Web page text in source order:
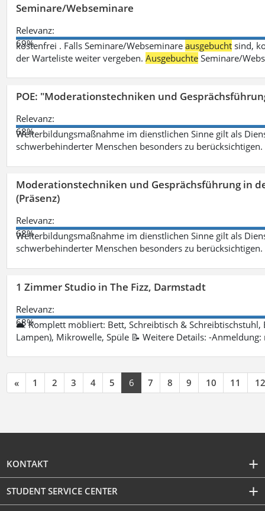
Seminare/Webseminare
Relevanz:
69%
kostenfrei . Falls Seminare/Webseminareausgebucht sind,
der Warteliste weiter vergeben.Ausgebuchte Seminare/
POE: "Moderationstechniken und
Relevanz:
68%
Weiterbildungsmaßnahme im dienstlichen Sinne gilt als
schwerbehinderter Menschen besonders zu berücksichtigen.
Moderationstechniken und Gesprächsführung in
(Präsenz)
Relevanz:
68%
Weiterbildungsmaßnahme im dienstlichen Sinne gilt als
schwerbehinderter Menschen besonders zu berücksichtigen.
1 Zimmer Studio in The Fizz, Darmstadt
Relevanz:
68%
🛋 Komplett möbliert: Bett, Schreibtisch & Schreibtischstuhl,
Lampen), Mikrowelle, Spüle 📝 Weitere Details: -
« 1 2 3 4 5 6 7 8 9 10 11 12
KONTAKT
STUDENT SERVICE CENTER